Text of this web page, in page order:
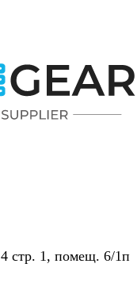
стр. 1, помещ. 6/1п